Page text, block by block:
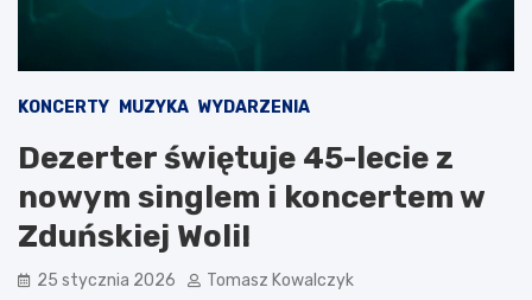
KONCERTY MUZYKA WYDARZENIA
Dezerter świętuje 45-lecie z
nowym singlem i koncertem w
Zduńskiej Woli!
25 stycznia 2026 Tomasz Kowalczyk